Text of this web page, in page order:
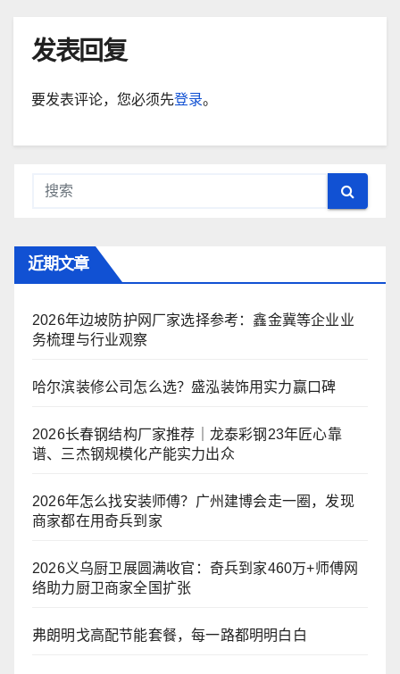
发表回复
要发表评论，您必须先登录。
近期文章
2026年边坡防护网厂家选择参考：鑫金冀等企业业
务梳理与行业观察
哈尔滨装修公司怎么选？盛泓装饰用实力赢口碑
2026长春钢结构厂家推荐｜龙泰彩钢23年匠心靠
谱、三杰钢规模化产能实力出众
2026年怎么找安装师傅？广州建博会走一圈，发现
商家都在用奇兵到家
2026义乌厨卫展圆满收官：奇兵到家460万+师傅网
络助力厨卫商家全国扩张
弗朗明戈高配节能套餐，每一路都明明白白